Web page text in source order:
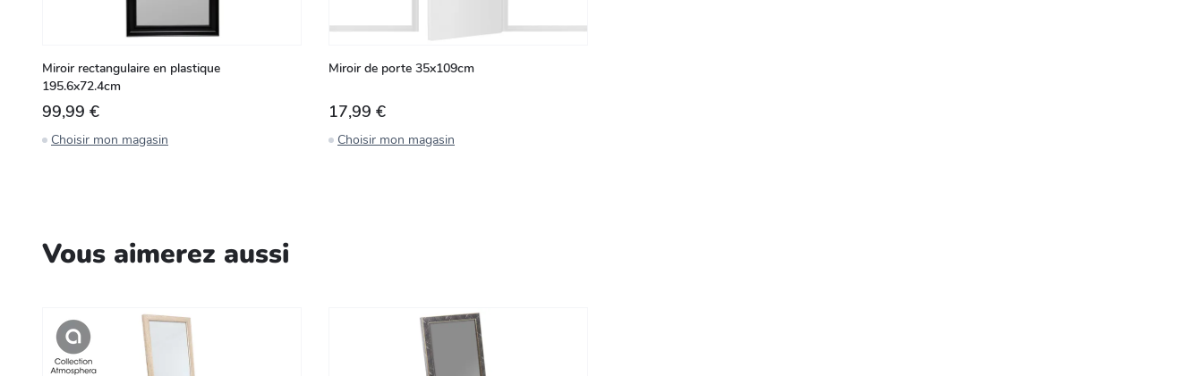
Miroir rectangulaire en plastique
195.6x72.4cm
99,99 €
Choisir mon magasin
Miroir de porte 35x109cm
17,99 €
Choisir mon magasin
Vous aimerez aussi